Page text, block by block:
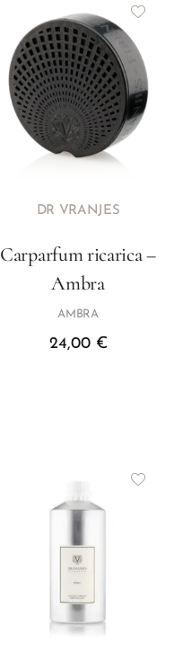
DR VRANJES
Carparfum ricarica –
Ambra
AMBRA
24,00 €